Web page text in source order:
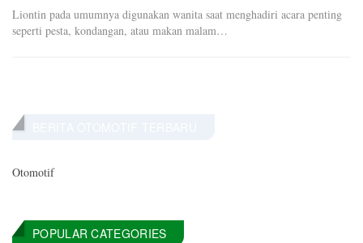
Liontin pada umumnya digunakan wanita saat menghadiri acara penting
seperti pesta, kondangan, atau makan malam…
Otomotif
POPULAR CATEGORIES